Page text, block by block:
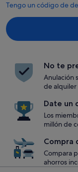
Tengo un código de
No te
Anulación
de alquiler
Date un
Los
millón de
Compra
Compara
ahorros